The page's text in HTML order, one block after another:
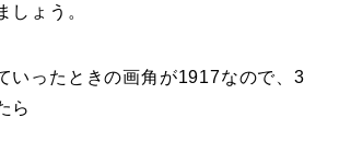
しょう。
いったときの画角が1917なので、3
ら